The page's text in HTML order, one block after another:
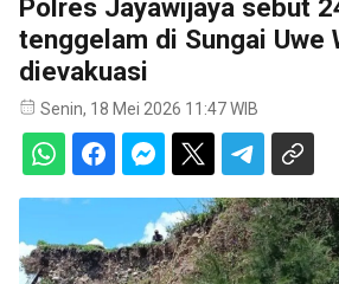
Polres Jayawijaya sebut
tenggelam di Sungai Uwe
dievakuasi
Senin, 18 Mei 2026 11:47 WIB